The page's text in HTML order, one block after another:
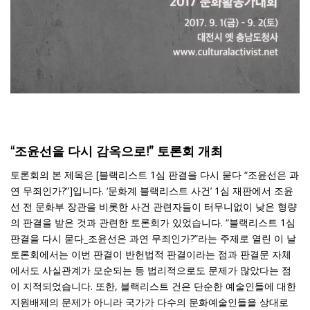
“조윤선을 다시 감옥으로!” 토론회 개최
토론회의 본 제목은 [블랙리스트 1심 판결을 다시 묻다 “조윤선은 과
연 무죄인가?”]입니다. ‘문화계 블랙리스트 사건’ 1심 재판에서 조윤
선 전 문화부 장관을 비롯한 사건 관련자들이 터무니없이 낮은 형량
의 판결을 받은 것과 관련한 토론회가 있었습니다. “블랙리스트 1심
판결을 다시 묻다_조윤선은 과연 무죄인가?”라는 주제로 열린 이 날
토론회에서는 이번 판결이 반헌법적 판결이라는 점과 판결문 자체
에서도 사실관계가 모순되는 등 법리적으로도 문제가 많았다는 점
이 지적되었습니다. 또한, 블랙리스트 건은 단순한 예술인들에 대한
지원배제의 문제가 아니라 국가가 다수의 문화예술인들을 상대로